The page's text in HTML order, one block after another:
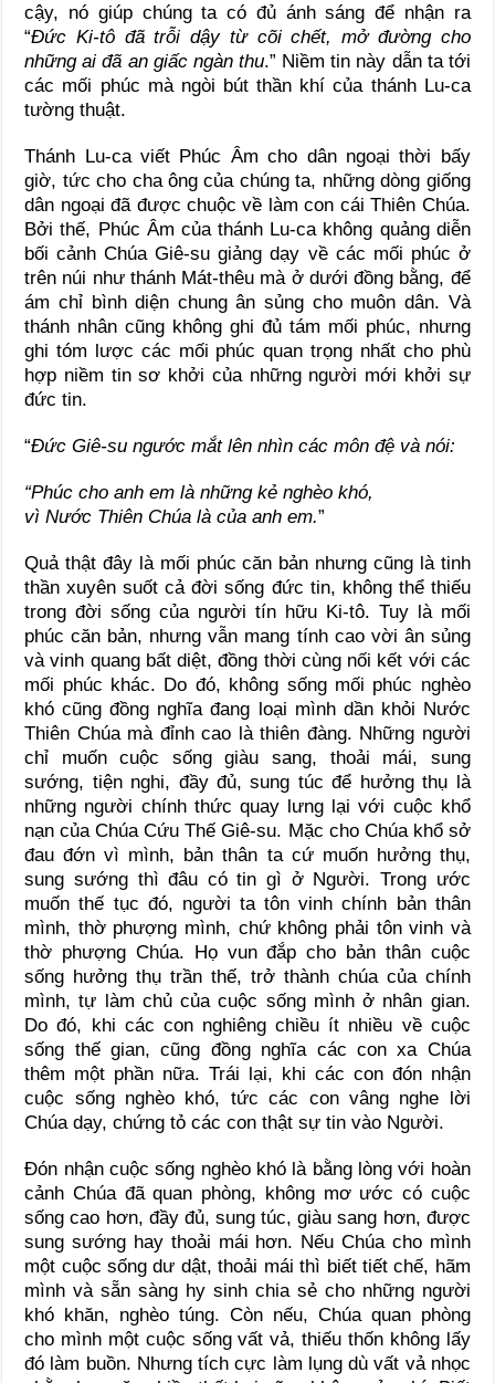
cậy, nó giúp chúng ta có đủ ánh sáng để nhận ra
“Đức Ki-tô đã trỗi dậy từ cõi chết, mở đường cho
những ai đã an giấc ngàn thu.” Niềm tin này dẫn ta tới
các mối phúc mà ngòi bút thần khí của thánh Lu-ca
tường thuật.
Thánh Lu-ca viết Phúc Âm cho dân ngoại thời bấy
giờ, tức cho cha ông của chúng ta, những dòng giống
dân ngoại đã được chuộc về làm con cái Thiên Chúa.
Bởi thế, Phúc Âm của thánh Lu-ca không quảng diễn
bối cảnh Chúa Giê-su giảng dạy về các mối phúc ở
trên núi như thánh Mát-thêu mà ở dưới đồng bằng, để
ám chỉ bình diện chung ân sủng cho muôn dân. Và
thánh nhân cũng không ghi đủ tám mối phúc, nhưng
ghi tóm lược các mối phúc quan trọng nhất cho phù
hợp niềm tin sơ khởi của những người mới khởi sự
đức tin.
“Đức Giê-su ngước mắt lên nhìn các môn đệ và nói:
“Phúc cho anh em là những kẻ nghèo khó,
vì Nước Thiên Chúa là của anh em.”
Quả thật đây là mối phúc căn bản nhưng cũng là tinh
thần xuyên suốt cả đời sống đức tin, không thể thiếu
trong đời sống của người tín hữu Ki-tô. Tuy là mối
phúc căn bản, nhưng vẫn mang tính cao vời ân sủng
và vinh quang bất diệt, đồng thời cùng nối kết với các
mối phúc khác. Do đó, không sống mối phúc nghèo
khó cũng đồng nghĩa đang loại mình dần khỏi Nước
Thiên Chúa mà đỉnh cao là thiên đàng. Những người
chỉ muốn cuộc sống giàu sang, thoải mái, sung
sướng, tiện nghi, đầy đủ, sung túc để hưởng thụ là
những người chính thức quay lưng lại với cuộc khổ
nạn của Chúa Cứu Thế Giê-su. Mặc cho Chúa khổ sở
đau đớn vì mình, bản thân ta cứ muốn hưởng thụ,
sung sướng thì đâu có tin gì ở Người. Trong ước
muốn thế tục đó, người ta tôn vinh chính bản thân
mình, thờ phượng mình, chứ không phải tôn vinh và
thờ phượng Chúa. Họ vun đắp cho bản thân cuộc
sống hưởng thụ trần thế, trở thành chúa của chính
mình, tự làm chủ của cuộc sống mình ở nhân gian.
Do đó, khi các con nghiêng chiều ít nhiều về cuộc
sống thế gian, cũng đồng nghĩa các con xa Chúa
thêm một phần nữa. Trái lại, khi các con đón nhận
cuộc sống nghèo khó, tức các con vâng nghe lời
Chúa dạy, chứng tỏ các con thật sự tin vào Người.
Đón nhận cuộc sống nghèo khó là bằng lòng với hoàn
cảnh Chúa đã quan phòng, không mơ ước có cuộc
sống cao hơn, đầy đủ, sung túc, giàu sang hơn, được
sung sướng hay thoải mái hơn. Nếu Chúa cho mình
một cuộc sống dư dật, thoải mái thì biết tiết chế, hãm
mình và sẵn sàng hy sinh chia sẻ cho những người
khó khăn, nghèo túng. Còn nếu, Chúa quan phòng
cho mình một cuộc sống vất vả, thiếu thốn không lấy
đó làm buồn. Nhưng tích cực làm lụng dù vất vả nhọc